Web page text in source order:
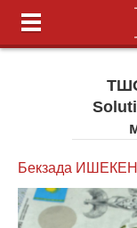
Бекзада